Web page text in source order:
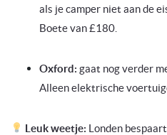
als je camper niet aan de
Boete van £180.
Oxford: gaat nog verder
Alleen elektrische
Leuk weetje: Londen